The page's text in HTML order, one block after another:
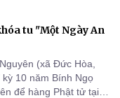
tu "Một Ngày An
(xã Đức Hòa,
kỳ 10 năm Bính Ngọ
để hàng Phật tử tại